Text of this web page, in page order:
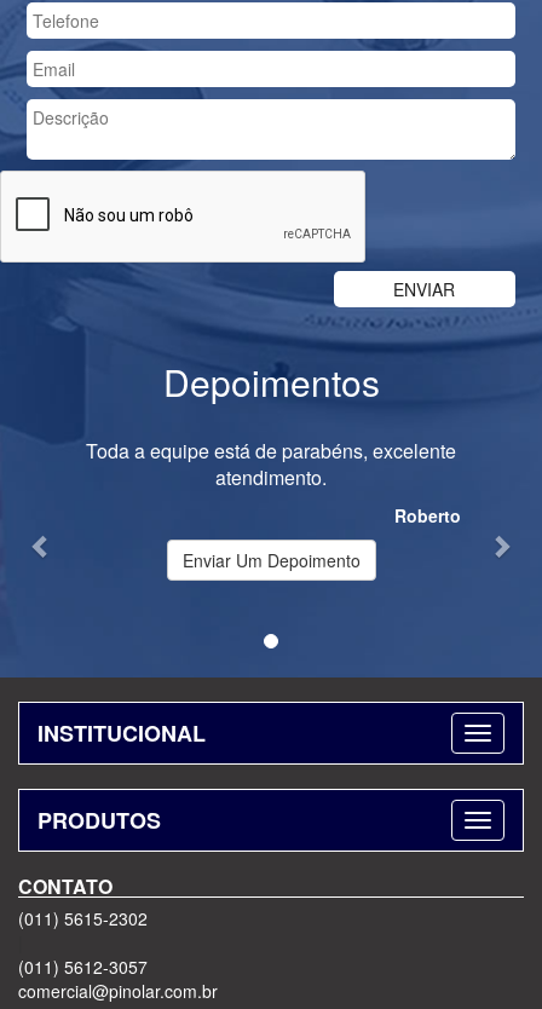
Depoimentos
Toda a equipe está de parabéns, excelente
atendimento.
Roberto
Enviar Um Depoimento
INSTITUCIONAL
PRODUTOS
CONTATO
(011) 5615-2302
(011) 5612-3057
comercial@pinolar.com.br